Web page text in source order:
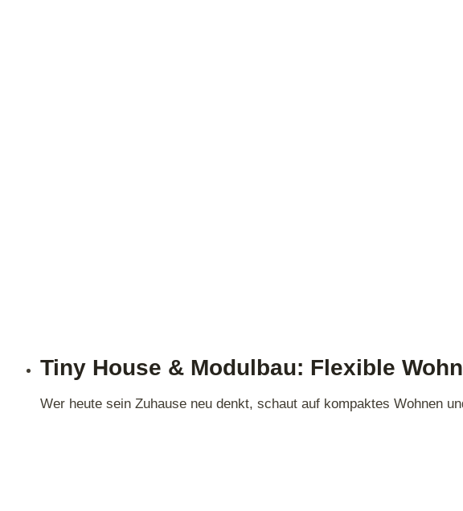
Tiny House & Modulbau: Flexible
Wer heute sein Zuhause neu denkt, schaut auf kompaktes Wohnen